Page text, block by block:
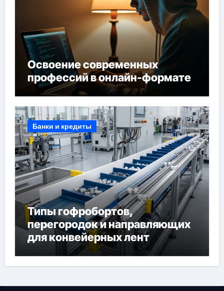
Освоение современных
профессий в онлайн-формате
Банки и кредиты
Типы гофробортов,
перегородок и направляющих
для конвейерных лент